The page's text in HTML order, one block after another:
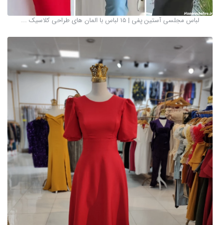
لباس مجلسی آستین پفی | 15 لباس با المان های طراحی کلاسیک ...